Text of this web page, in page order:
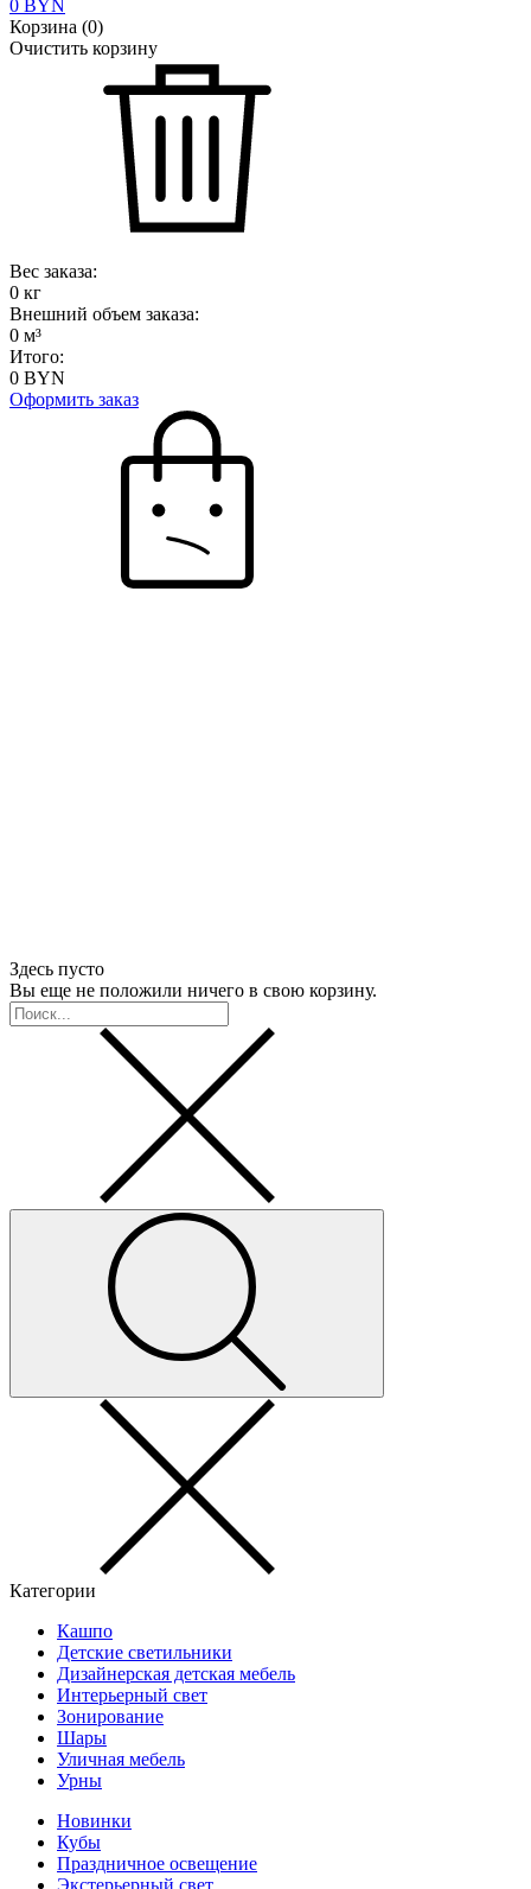
0 BYN
Корзина (0)
Очистить корзину
Вес заказа:
0 кг
Внешний объем заказа:
0 м³
Итого:
0 BYN
Оформить заказ
Здесь пусто
Вы еще не положили ничего в свою корзину.
Категории
Кашпо
Детские светильники
Дизайнерская детская мебель
Интерьерный свет
Зонирование
Шары
Уличная мебель
Урны
Новинки
Кубы
Праздничное освещение
Экстерьерный свет